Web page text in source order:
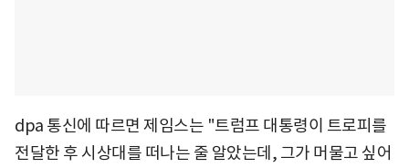
dpa 통신에 따르면 제임스는 "트럼프 대통령이 트로피를
전달한 후 시상대를 떠나는 줄 알았는데, 그가 머물고 싶어